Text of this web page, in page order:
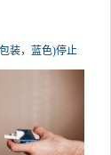
装，蓝色)停止